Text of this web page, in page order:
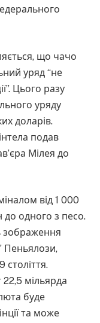
що чачо
уряд “не
Цього разу
уряду
доларів.
подав
Мілея до
від 1 000
одного з песо.
зображення
Пеньялози,
століття.
22,5 мільярда
буде
та може